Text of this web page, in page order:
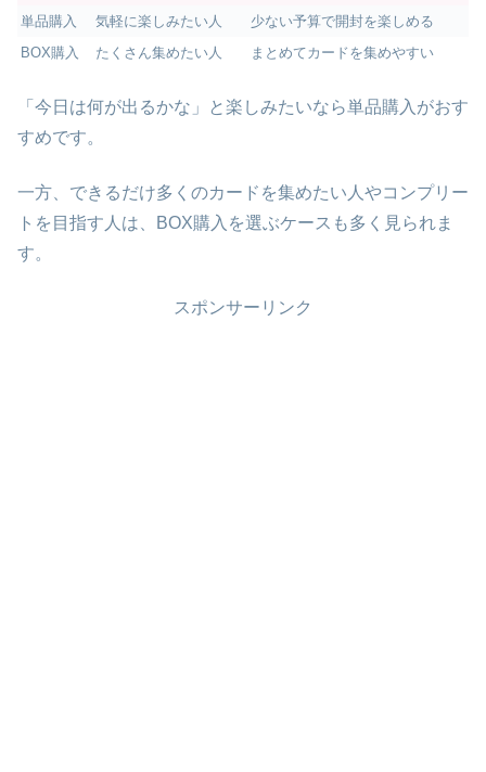
単品購入
気軽に楽しみたい人
少ない予算で開封を楽しめる
BOX購入
たくさん集めたい人 まとめてカードを集めやすい
「今日は何が出るかな」と楽しみたいなら単品購入がおす
すめです。
一方、できるだけ多くのカードを集めたい人やコンプリー
トを目指す人は、BOX購入を選ぶケースも多く見られま
す。
スポンサーリンク